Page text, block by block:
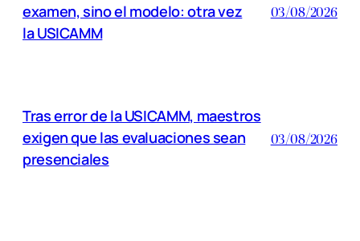
examen, sino el modelo: otra vez
la USICAMM
03/08/2026
Tras error de la USICAMM, maestros
exigen que las evaluaciones sean
presenciales
03/08/2026